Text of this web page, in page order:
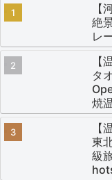
【
絶
レ
【
タ
焼
【
東
級